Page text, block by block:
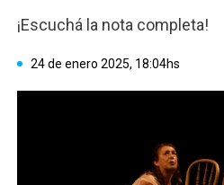
¡Escuchá la nota completa!
24 de enero 2025, 18:04hs